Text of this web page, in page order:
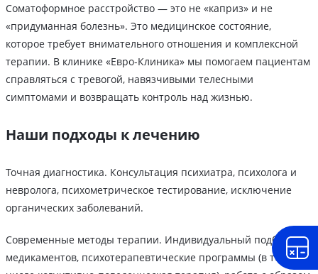
Соматоформное расстройство — это не «каприз» и не
«придуманная болезнь». Это медицинское состояние,
которое требует внимательного отношения и комплексной
терапии. В клинике «Евро-Клиника» мы помогаем пациентам
справляться с тревогой, навязчивыми телесными
симптомами и возвращать контроль над жизнью.
Наши подходы к лечению
Точная диагностика. Консультация психиатра, психолога и
невролога, психометрическое тестирование, исключение
органических заболеваний.
Современные методы терапии. Индивидуальный подбор
медикаментов, психотерапевтические программы (в том